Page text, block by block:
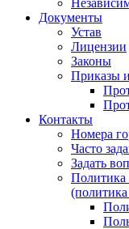
Документы
Устав
Лицензии
Законы
Приказы
Контакты
Номера
Часто
Задать
Политика